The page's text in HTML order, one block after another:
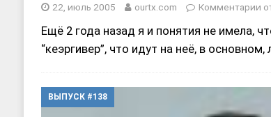
22, июль 2005 ourtx.com Комментарии
Ещё 2 года назад я и понятия не имела,
“кеэргивер”, что идут на неё, в
ВЫПУСК #138